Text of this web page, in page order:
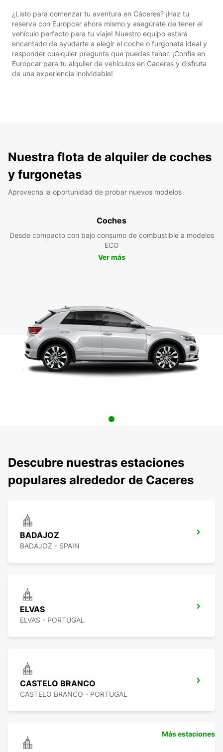
¿Listo para comenzar tu aventura en Cáceres? ¡Haz tu
reserva con Europcar ahora mismo y asegúrate de tener el
vehículo perfecto para tu viaje! Nuestro equipo estará
encantado de ayudarte a elegir el coche o furgoneta ideal y
responder cualquier pregunta que puedas tener. ¡Confía en
Europcar para tu alquiler de vehículos en Cáceres y disfruta
de una experiencia inolvidable!
Nuestra flota de alquiler de coches
y furgonetas
Aprovecha la oportunidad de probar nuevos modelos
Coches
Desde compacto con bajo consumo de combustible a modelos
ECO
Ver más
Descubre nuestras estaciones
populares alrededor de Caceres
BADAJOZ
BADAJOZ - SPAIN
ELVAS
ELVAS - PORTUGAL
CASTELO BRANCO
CASTELO BRANCO - PORTUGAL
Más estaciones